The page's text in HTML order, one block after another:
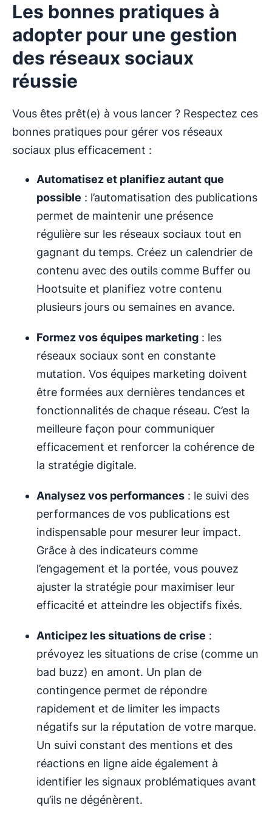
Les bonnes pratiques à
adopter pour une gestion
des réseaux sociaux
réussie
Vous êtes prêt(e) à vous lancer ? Respectez ces
bonnes pratiques pour gérer vos réseaux
sociaux plus efficacement :
Automatisez et planifiez autant que
possible : l’automatisation des publications
permet de maintenir une présence
régulière sur les réseaux sociaux tout en
gagnant du temps. Créez un calendrier de
contenu avec des outils comme Buffer ou
Hootsuite et planifiez votre contenu
plusieurs jours ou semaines en avance.
Formez vos équipes marketing : les
réseaux sociaux sont en constante
mutation. Vos équipes marketing doivent
être formées aux dernières tendances et
fonctionnalités de chaque réseau. C’est la
meilleure façon pour communiquer
efficacement et renforcer la cohérence de
la stratégie digitale.
Analysez vos performances : le suivi des
performances de vos publications est
indispensable pour mesurer leur impact.
Grâce à des indicateurs comme
l’engagement et la portée, vous pouvez
ajuster la stratégie pour maximiser leur
efficacité et atteindre les objectifs fixés.
Anticipez les situations de crise :
prévoyez les situations de crise (comme un
bad buzz) en amont. Un plan de
contingence permet de répondre
rapidement et de limiter les impacts
négatifs sur la réputation de votre marque.
Un suivi constant des mentions et des
réactions en ligne aide également à
identifier les signaux problématiques avant
qu’ils ne dégénèrent.